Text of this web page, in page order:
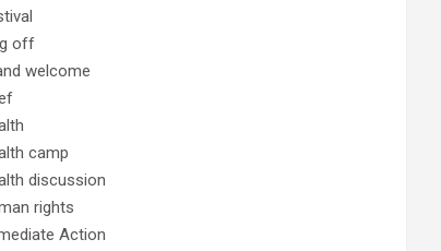
off
welcome
camp
discussion
rights
Action